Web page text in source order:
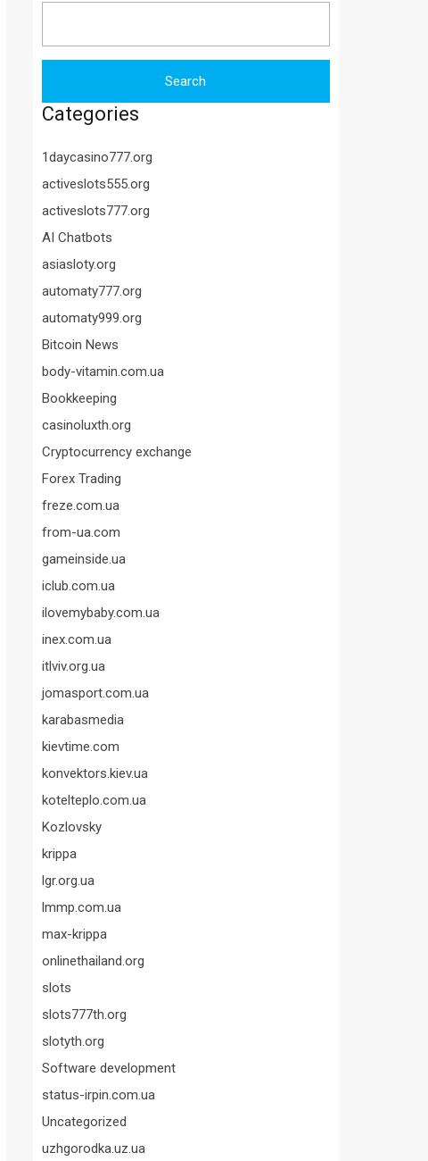
Categories
1daycasino777.org
activeslots555.org
activeslots777.org
AI Chatbots
asiasloty.org
automaty777.org
automaty999.org
Bitcoin News
body-vitamin.com.ua
Bookkeeping
casinoluxth.org
Cryptocurrency exchange
Forex Trading
freze.com.ua
from-ua.com
gameinside.ua
iclub.com.ua
ilovemybaby.com.ua
inex.com.ua
itlviv.org.ua
jomasport.com.ua
karabasmedia
kievtime.com
konvektors.kiev.ua
kotelteplo.com.ua
Kozlovsky
krippa
lgr.org.ua
lmmp.com.ua
max-krippa
onlinethailand.org
slots
slots777th.org
slotyth.org
Software development
status-irpin.com.ua
Uncategorized
uzhgorodka.uz.ua